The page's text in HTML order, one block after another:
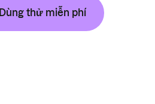
Dùng thử miễn phí